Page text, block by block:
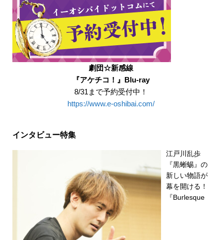
劇団☆新感線
『アケチコ！』Blu-ray
8/31まで予約受付中！
https://www.e-oshibai.com/
インタビュー特集
江戸川乱歩
『黒蜥蜴』の
新しい物語が
幕を開ける！
『Burlesque